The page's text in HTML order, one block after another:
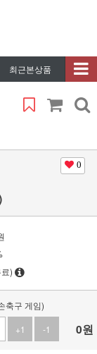
최근본상품
0
)
축구 게임)
+1
-1 0원